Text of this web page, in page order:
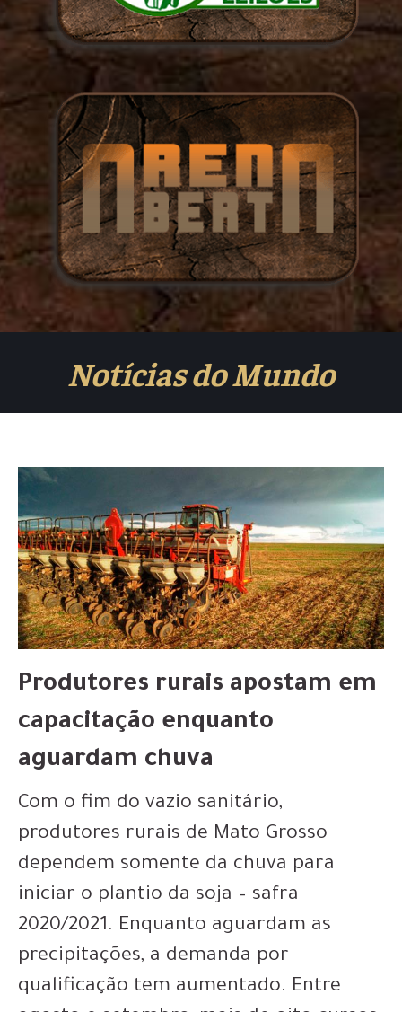
Notícias do Mundo
Produtores rurais apostam em
capacitação enquanto
aguardam chuva
Com o fim do vazio sanitário,
produtores rurais de Mato Grosso
dependem somente da chuva para
iniciar o plantio da soja – safra
2020/2021. Enquanto aguardam as
precipitações, a demanda por
qualificação tem aumentado. Entre